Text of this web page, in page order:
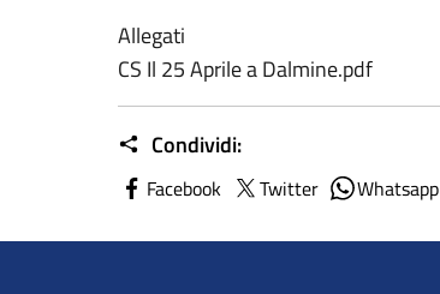
Allegati
CS Il 25 Aprile a Dalmine.pdf
Condividi:
Facebook Twitter Whatsapp